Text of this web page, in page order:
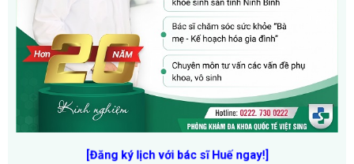
[Đăng ký lịch với bác sĩ Huế ngay!]